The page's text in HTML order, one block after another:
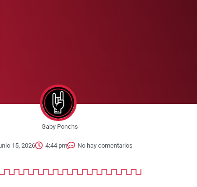
Gaby Ponchs
15, 2026 4:44 pm No hay comentarios